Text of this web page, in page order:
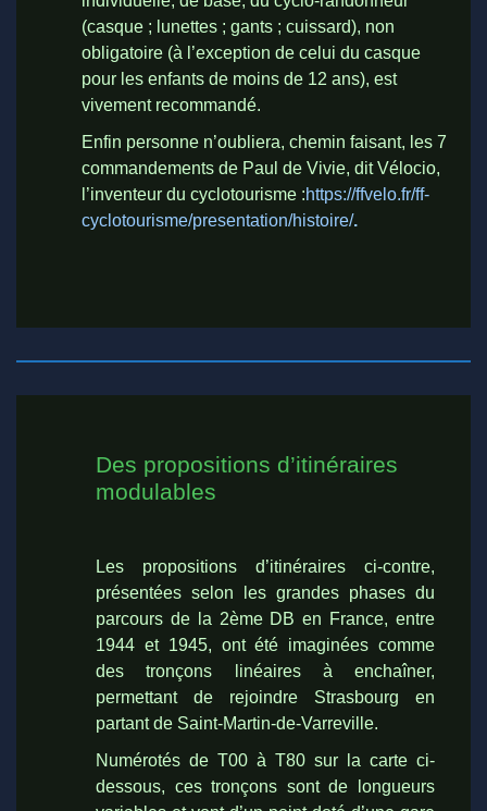
(casque ; lunettes ; gants ; cuissard), non
obligatoire (à l’exception de celui du casque
pour les enfants de moins de 12 ans), est
vivement recommandé.
Enfin personne n’oubliera, chemin faisant, les 7
commandements de Paul de Vivie, dit Vélocio,
l’inventeur du cyclotourisme :https://ffvelo.fr/ff-
cyclotourisme/presentation/histoire/.
Des propositions d’itinéraires
modulables
Les propositions d’itinéraires ci-contre,
présentées selon les grandes phases du
parcours de la 2ème DB en France, entre
1944 et 1945, ont été imaginées comme
des tronçons linéaires à enchaîner,
permettant de rejoindre Strasbourg en
partant de Saint-Martin-de-Varreville.
Numérotés de T00 à T80 sur la carte ci-
dessous, ces tronçons sont de longueurs